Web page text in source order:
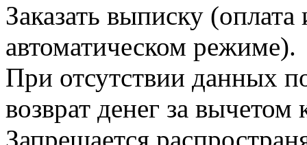
Заказать выписку
автоматическом режиме).
При отсутствии данных
возврат денег за